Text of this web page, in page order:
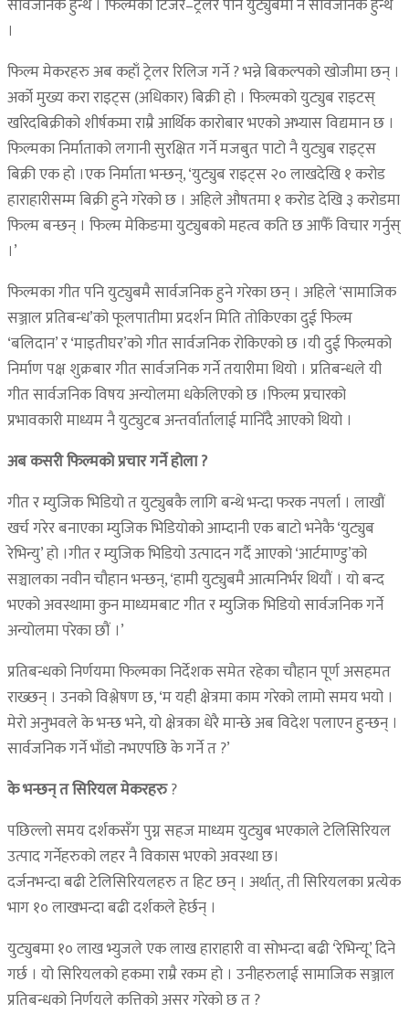
सार्वजनिक हुन्थे । फिल्मका टिजर–ट्रेलर पनि युट्युबमा नै सार्वजनिक हुन्थे
।
फिल्म मेकरहरु अब कहाँ ट्रेलर रिलिज गर्ने ? भन्ने बिकल्पको खोजीमा छन् ।
अर्को मुख्य करा राइट्स (अधिकार) बिक्री हो । फिल्मको युट्युब राइटस्
खरिदबिक्रीको शीर्षकमा राम्रै आर्थिक कारोबार भएको अभ्यास विद्यमान छ ।
फिल्मका निर्माताको लगानी सुरक्षित गर्ने मजबुत पाटो नै युट्युब राइट्स
बिक्री एक हो ।एक निर्माता भन्छन्, ‘युट्युब राइट्स २० लाखदेखि १ करोड
हाराहारीसम्म बिक्री हुने गरेको छ । अहिले औषतमा १ करोड देखि ३ करोडमा
फिल्म बन्छन् । फिल्म मेकिङमा युट्युबको महत्व कति छ आफैँ विचार गर्नुस्
।’
फिल्मका गीत पनि युट्युबमै सार्वजनिक हुने गरेका छन् । अहिले ‘सामाजिक
सञ्जाल प्रतिबन्ध’को फूलपातीमा प्रदर्शन मिति तोकिएका दुई फिल्म
‘बलिदान’ र ‘माइतीघर’को गीत सार्वजनिक रोकिएको छ ।यी दुई फिल्मको
निर्माण पक्ष शुक्रबार गीत सार्वजनिक गर्ने तयारीमा थियो । प्रतिबन्धले यी
गीत सार्वजनिक विषय अन्योलमा धकेलिएको छ ।फिल्म प्रचारको
प्रभावकारी माध्यम नै युट्युटब अन्तर्वार्तालाई मानिँदै आएको थियो ।
अब कसरी फिल्मको प्रचार गर्ने होला ?
गीत र म्युजिक भिडियो त युट्युबकै लागि बन्थे भन्दा फरक नपर्ला । लाखौं
खर्च गरेर बनाएका म्युजिक भिडियोको आम्दानी एक बाटो भनेकै ‘युट्युब
रेभिन्यु’ हो ।गीत र म्युजिक भिडियो उत्पादन गर्दै आएको ‘आर्टमाण्डु’को
सञ्चालका नवीन चौहान भन्छन्, ‘हामी युट्युबमै आत्मनिर्भर थियौं । यो बन्द
भएको अवस्थामा कुन माध्यमबाट गीत र म्युजिक भिडियो सार्वजनिक गर्ने
अन्योलमा परेका छौं ।’
प्रतिबन्धको निर्णयमा फिल्मका निर्देशक समेत रहेका चौहान पूर्ण असहमत
राख्छन् । उनको विश्लेषण छ, ‘म यही क्षेत्रमा काम गरेको लामो समय भयो ।
मेरो अनुभवले के भन्छ भने, यो क्षेत्रका धेरै मान्छे अब विदेश पलाएन हुन्छन् ।
सार्वजनिक गर्ने भाँडो नभएपछि के गर्ने त ?’
के भन्छन् त सिरियल मेकरहरु?
पछिल्लो समय दर्शकसँग पुग्न सहज माध्यम युट्युब भएकाले टेलिसिरियल
उत्पाद गर्नेहरुको लहर नै विकास भएको अवस्था छ।
दर्जनभन्दा बढी टेलिसिरियलहरु त हिट छन् । अर्थात्, ती सिरियलका प्रत्येक
भाग १० लाखभन्दा बढी दर्शकले हेर्छन् ।
युट्युबमा १० लाख भ्युजले एक लाख हाराहारी वा सोभन्दा बढी ‘रेभिन्यू’ दिने
गर्छ । यो सिरियलको हकमा राम्रै रकम हो । उनीहरुलाई सामाजिक सञ्जाल
प्रतिबन्धको निर्णयले कत्तिको असर गरेको छ त ?